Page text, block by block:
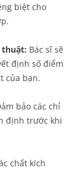
biệt cho
thuật: Bác sĩ sẽ
định số điểm
của bạn.
bảo các chỉ
định trước khi
chất kích